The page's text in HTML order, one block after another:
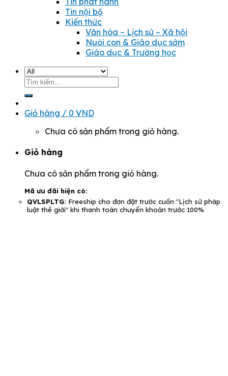
Tin nội bộ
Kiến thức
Văn hóa – Lịch sử – Xã hội
Nuôi con & Giáo dục sớm
Giáo dục & Trường học
Tìm
Giỏ hàng / 0 VND
Chưa có sản phẩm trong giỏ hàng.
Giỏ hàng
Chưa có sản phẩm trong giỏ hàng.
Mã ưu đãi hiện có:
QVLSPLTG: Freeship cho đơn đặt trước cuốn "Lịch sử pháp
luật thế giới" khi thanh toán chuyển khoản trước 100%